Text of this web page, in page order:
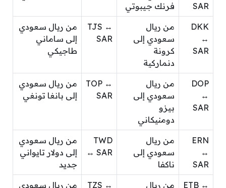
SAR
فرنك جيبوتي
DKK
↔
SAR
من ريال
سعودي إلى
كرونة
دنماركية
TJS ↔
SAR
من ريال سعودي
إلى ساماني
طاجيكي
DOP
↔
SAR
من ريال
سعودي إلى
بيزو
دومنيكاني
TOP ↔
SAR
من ريال سعودي
إلى بانغا تونغي
ERN
↔
SAR
من ريال
سعودي إلى
ناكفا
TWD
↔ SAR
من ريال سعودي
إلى دولار تايواني
جديد
ETB ↔ من ريال TZS ↔ من ريال سعودي